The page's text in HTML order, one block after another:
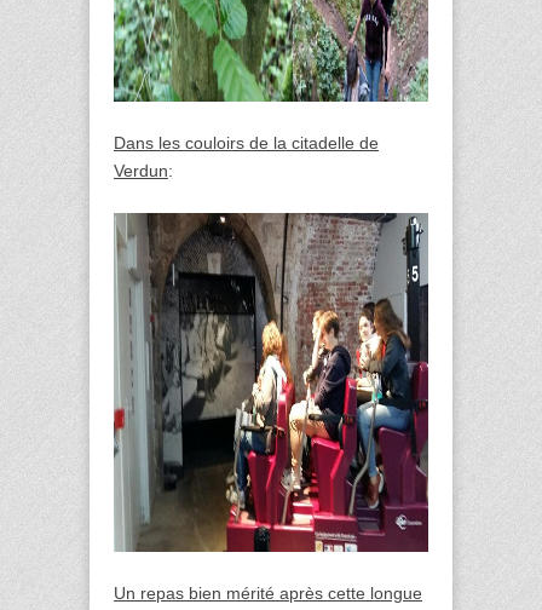
Dans les couloirs de la citadelle de
Verdun:
Un repas bien mérité après cette longue